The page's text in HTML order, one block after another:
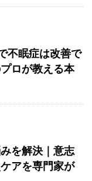
不眠症は改善で
ロが教える本
を解決｜意志
アを専門家が